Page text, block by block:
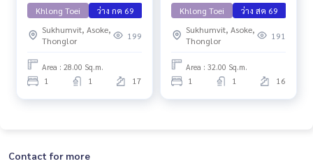
Khlong Toei
ว่าง กค 69
Sukhumvit, Asoke,
Thonglor
199
Area : 28.00 Sq.m.
1 1 17
Khlong Toei
ว่าง สค 69
Sukhumvit, Asoke,
Thonglor
191
Area : 32.00 Sq.m.
1 1 16
Contact for more